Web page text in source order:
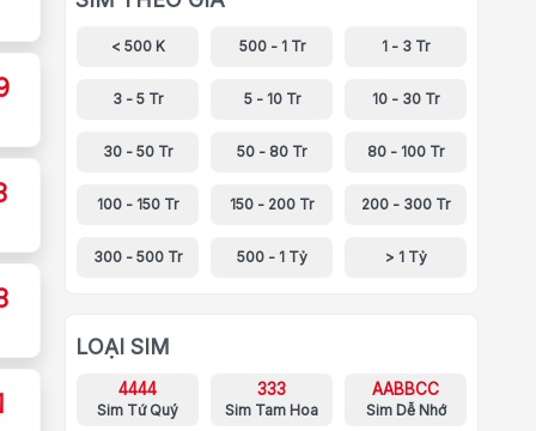
< 500 K 500 - 1 Tr 1 - 3 Tr
3 - 5 Tr 5 - 10 Tr 10 - 30 Tr
30 - 50 Tr 50 - 80 Tr 80 - 100 Tr
100 - 150 Tr 150 - 200 Tr 200 - 300 Tr
300 - 500 Tr 500 - 1 Tỷ > 1 Tỷ
LOẠI SIM
4444
Sim Tứ Quý
333
Sim Tam Hoa
AABBCC
Sim Dễ Nhớ